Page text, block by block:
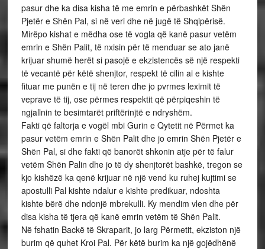
pasur dhe ka disa kisha të me emrin e përbashkët Shën
Pjetër e Shën Pal, si në veri dhe në jugë të Shqipërisë.
Mirëpo kishat e mëdha ose të vogla që kanë pasur vetëm
emrin e Shën Palit, të nxisin për të menduar se ato janë
krijuar shumë herët si pasojë e ekzistencës së një respekti
të vecantë për këtë shenjtor, respekt të cilin ai e kishte
fituar me punën e tij në teren dhe jo pvrmes leximit të
veprave të tij, ose përmes respektit që përpiqeshin të
ngjallnin te besimtarët priftërinjtë e ndryshëm.
Fakti që faltorja e vogël mbi Gurin e Qytetit në Përmet ka
pasur vetëm emrin e Shën Palit dhe jo emrin Shën Pjetër e
Shën Pal, si dhe fakti që banorët shkonin atje për të falur
vetëm Shën Palin dhe jo të dy shenjtorët bashkë, tregon se
kjo kishëzë ka qenë krijuar në një vend ku ruhej kujtimi se
apostulli Pal kishte ndalur e kishte predikuar, ndoshta
kishte bërë dhe ndonjë mbrekulli. Ky mendim vlen dhe për
disa kisha të tjera që kanë emrin vetëm të Shën Palit.
Në fshatin Backë të Skraparit, jo larg Përmetit, ekziston një
burim që quhet Kroi Pal. Për këtë burim ka një gojëdhënë